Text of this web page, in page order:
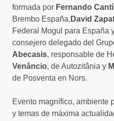
formada por Fernando
Brembo España, David
Federal Mogul para España
consejero delegado del
Abecasis, responsable de
Venâncio, de Autozitânia y
de Posventa en Nors.
Evento magnífico, ambiente
y temas de máxima